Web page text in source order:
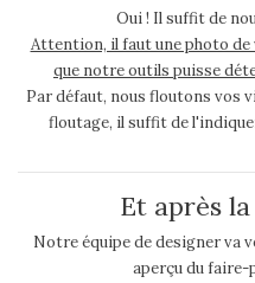
Oui ! Il suffit de
Attention, il faut une photo de
que notre outils puisse
Par défaut, nous floutons vos
floutage, il suffit de
Et après
Notre équipe de designer va
aperçu du